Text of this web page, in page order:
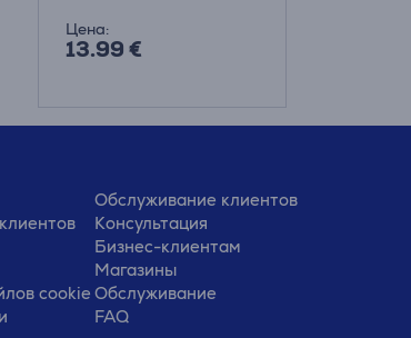
Цена:
13.99 €
cookie
Обслуживание клиентов
Консультация
Бизнес-клиентам
Магазины
Обслуживание
FAQ